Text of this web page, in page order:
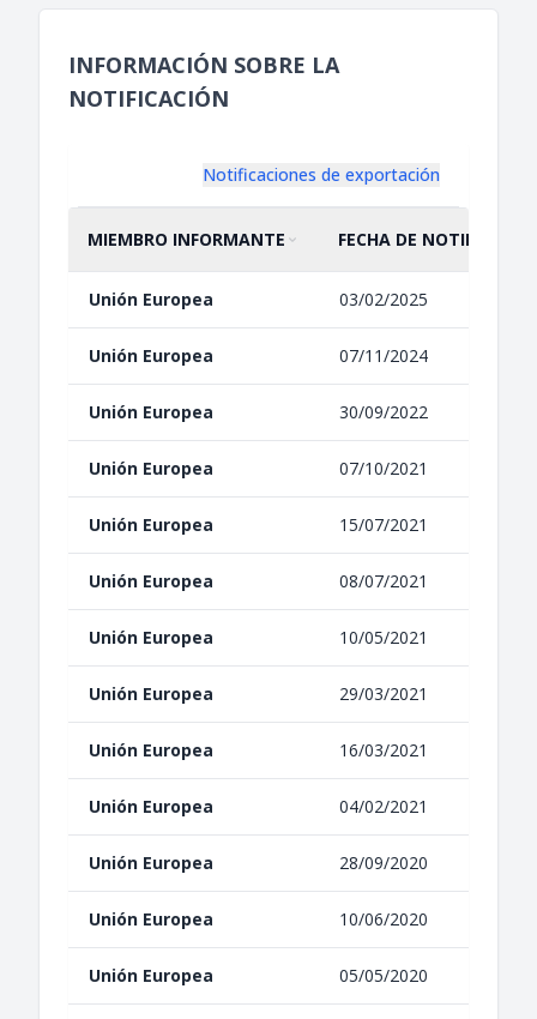
INFORMACIÓN SOBRE LA
NOTIFICACIÓN
Notificaciones de exportación
ORDENAR POR
MIEMBRO INFORMANTE
ASCENDENTE ORDENAR POR
FECHA DE
ASCENDENTE
Unión Europea 03/02/2025
Unión Europea 07/11/2024
Unión Europea 30/09/2022
Unión Europea 07/10/2021
Unión Europea 15/07/2021
Unión Europea 08/07/2021
Unión Europea 10/05/2021
Unión Europea 29/03/2021
Unión Europea 16/03/2021
Unión Europea 04/02/2021
Unión Europea 28/09/2020
Unión Europea 10/06/2020
Unión Europea 05/05/2020